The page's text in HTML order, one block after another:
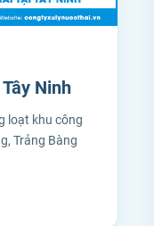
Ninh
loạt khu công
Trảng Bàng